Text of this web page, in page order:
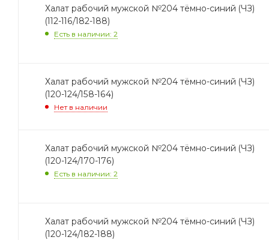
Халат рабочий мужской №204 тёмно-синий (ЧЗ)
(112-116/182-188)
Есть в наличии: 2
Халат рабочий мужской №204 тёмно-синий (ЧЗ)
(120-124/158-164)
Нет в наличии
Халат рабочий мужской №204 тёмно-синий (ЧЗ)
(120-124/170-176)
Есть в наличии: 2
Халат рабочий мужской №204 тёмно-синий (ЧЗ)
(120-124/182-188)